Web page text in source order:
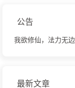
公告
我欲修仙，法力无边
最新文章